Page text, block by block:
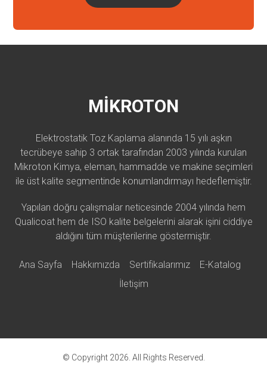
MİKROTON
Elektrostatik Toz Kaplama alanında 15 yılı aşkın
tecrübeye sahip 3 ortak tarafından 2003 yılında kurulan
Mikroton Kimya, eleman, hammadde ve makine seçimleri
ile üst kalite segmentinde konumlandırmayı hedeflemiştir.
Yapılan doğru çalışmalar neticesinde 2004 yılında hem
Qualicoat hem de ISO kalite belgelerini alarak işini ciddiye
aldığını tüm müşterilerine göstermiştir.
Ana Sayfa Hakkımızda Sertifikalarımız
E-Katalog
İletişim
© Copyright 2026. All Rights Reserved.